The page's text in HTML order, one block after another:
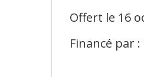
Offert le 16
Financé par